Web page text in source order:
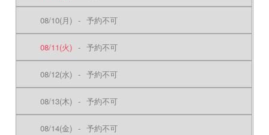
08/10(月) - 予約不可
08/11(火) - 予約不可
08/12(水) - 予約不可
08/13(木) - 予約不可
08/14(金) - 予約不可